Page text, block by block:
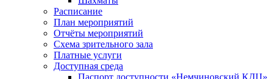
Расписание
План мероприятий
Отчёты мероприятий
Схема зрительного зала
Платные услуги
Доступная среда
Паспорт доступности «Немчиновский КДЦ»